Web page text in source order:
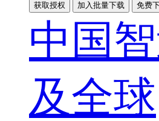
获取授权 加入批量下载 免费
中国
及全球